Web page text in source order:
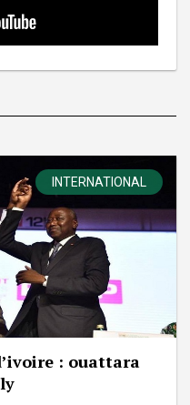
INTERNATIONAL
: ouattara